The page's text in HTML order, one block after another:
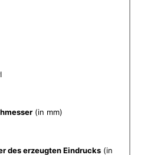
(in mm)
des erzeugten Eindrucks (in